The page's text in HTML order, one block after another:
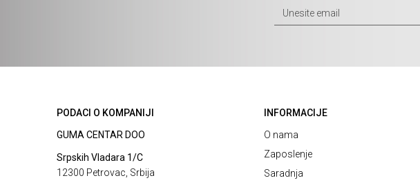
PODACI O KOMPANIJI
GUMA CENTAR DOO
Srpskih Vladara 1/C
12300 Petrovac, Srbija
INFORMACIJE
O nama
Zaposlenje
Saradnja